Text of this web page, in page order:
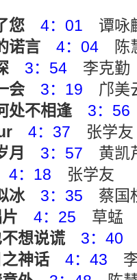
您
4：01 谭咏
诺言
4：04 陈
3：54 李克勤
会
3：19 邝美
处不相逢
3：56
4：37 张学友
月
3：57 黄凯
4：18 张学友
冰
3：35 蔡国
片
4：25 草蜢
想说谎
3：40
神话
4：43